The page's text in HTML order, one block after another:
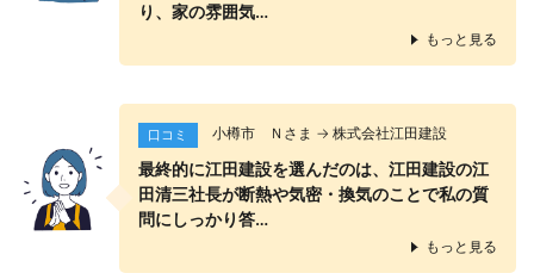
り、家の雰囲気…
もっと見る
口コミ 小樽市 Ｎさま → 株式会社江田建設
最終的に江田建設を選んだのは、江田建設の江
田清三社長が断熱や気密・換気のことで私の質
問にしっかり答…
もっと見る